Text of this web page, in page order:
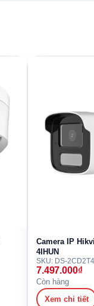
Camera IP
4IHUN
SKU: DS-
7.497.000₫
Còn hàng
Xem chi tiết